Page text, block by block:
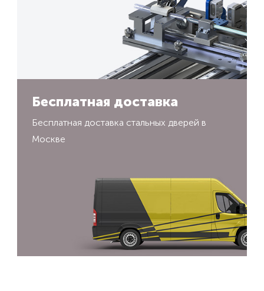
Бесплатная доставка
Бесплатная доставка стальных дверей в
Москве